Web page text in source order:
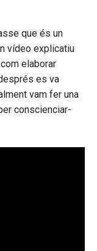
que és un
vídeo explicatiu
elaborar
es va
vam fer una
conscienciar-